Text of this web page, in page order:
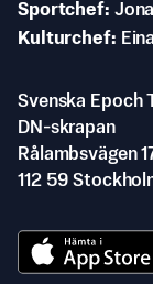
Sportchef
Kulturchef
Svenska Epoch
DN-skrapan
Rålambsvägen
112 59